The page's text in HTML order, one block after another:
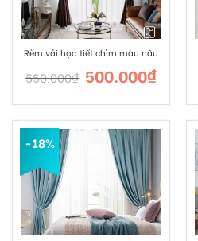
Rèm vải họa tiết chìm màu nâu
550.000₫ 500.000₫
-18%